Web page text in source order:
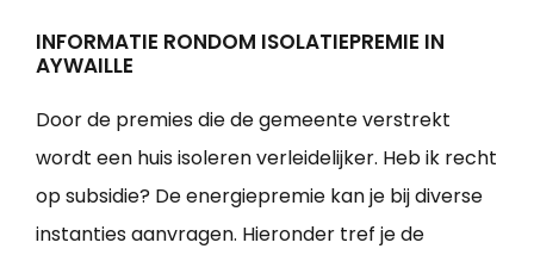
INFORMATIE RONDOM ISOLATIEPREMIE IN
AYWAILLE
Door de premies die de gemeente verstrekt
wordt een huis isoleren verleidelijker. Heb ik recht
op subsidie? De energiepremie kan je bij diverse
instanties aanvragen. Hieronder tref je de